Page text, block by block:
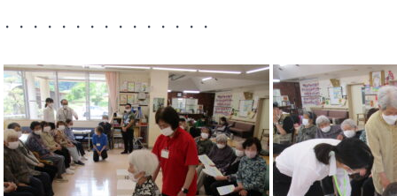
・・・・・・・・・・・・・・・